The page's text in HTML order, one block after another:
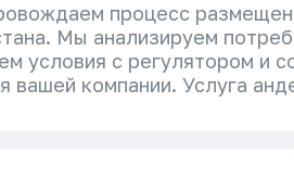
процесс
Мы анализируем
условия с регулятором и
вашей компании. Услуга